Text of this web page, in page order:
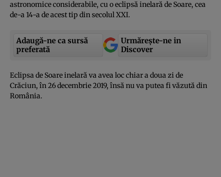
astronomice considerabile, cu o eclipsă inelară de Soare, cea
de-a 14-a de acest tip din secolul XXI.
Adaugă-ne ca sursă
preferată
Urmărește-ne in
Discover
Eclipsa de Soare inelară va avea loc chiar a doua zi de
Crăciun, în 26 decembrie 2019, însă nu va putea fi văzută din
România.